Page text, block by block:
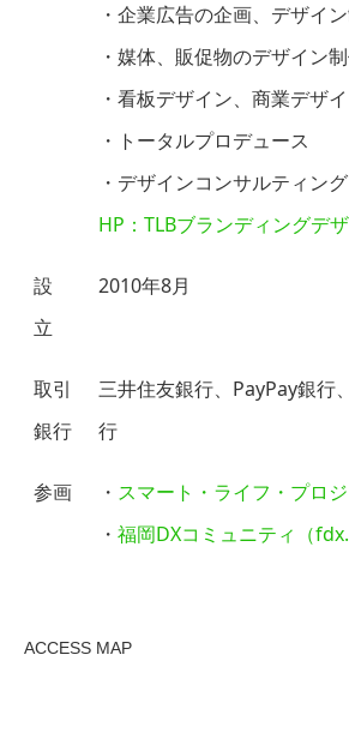
・企業広告の企画、デザイ
・媒体、販促物のデザイン
・看板デザイン、商業デザ
・トータルプロデュース
・デザインコンサルティング
HP：TLBブランディングデ
設
立
2010年8月
取引
銀行
三井住友銀行、PayPay銀行
行
参画 ・ スマート・ライフ・プロ
・ 福岡DXコミュニティ（
ACCESS MAP